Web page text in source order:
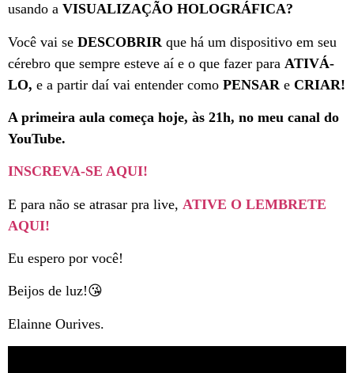
usando a VISUALIZAÇÃO HOLOGRÁFICA?
Você vai se DESCOBRIR que há um dispositivo em seu
cérebro que sempre esteve aí e o que fazer para ATIVÁ-
LO, e a partir daí vai entender como PENSAR e CRIAR!
A primeira aula começa hoje, às 21h, no meu canal do
YouTube.
INSCREVA-SE AQUI!
E para não se atrasar pra live, ATIVE O LEMBRETE
AQUI!
Eu espero por você!
Beijos de luz!😘
Elainne Ourives.